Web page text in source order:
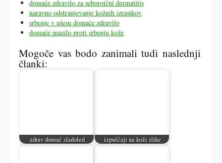
domače zdravilo za seboroični dermatitis
naravno odstranjevanje kožnih izrastkov
srbenje v ušesu domače zdravilo
domače mazilo proti srbenju kože
Mogoče vas bodo zanimali tudi naslednji
članki:
zdrav domač sladoled izpuščaji na koži slike